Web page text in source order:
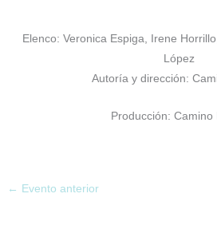
Elenco: Veronica Espiga, Irene
López
Autoría y dirección:
Producción: Camino
← Evento anterior